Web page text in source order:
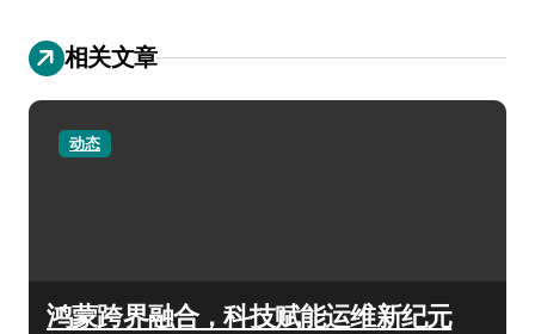
相关文章
动态
鸿蒙跨界融合，科技赋能运维新纪元